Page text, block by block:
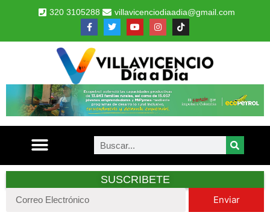
320 3105288 villavicenciodiaadia@gmail.com
SUSCRIBETE
Enviar